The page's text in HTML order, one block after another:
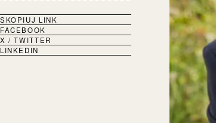
SKOPIUJ LINK
FACEBOOK
X / TWITTER
LINKEDIN